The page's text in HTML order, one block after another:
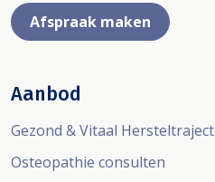
Afspraak maken
Aanbod
Gezond & Vitaal Hersteltraject
Osteopathie consulten